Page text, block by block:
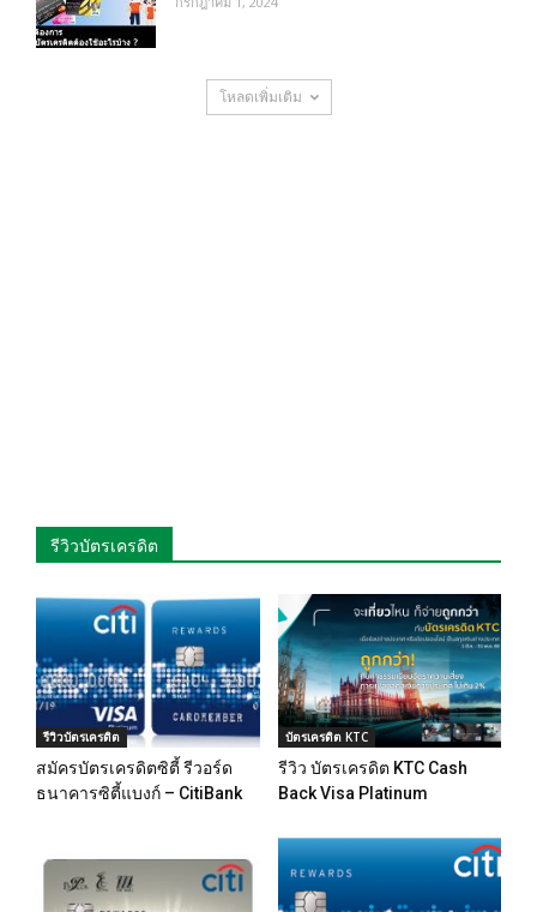
โหลดเพิ่มเติม
รีวิวบัตรเครดิต
รีวิวบัตรเครดิต
สมัครบัตรเครดิตซิตี้ รีวอร์ด
ธนาคารซิตี้แบงก์ – CitiBank
บัตรเครดิต KTC
รีวิว บัตรเครดิต KTC Cash
Back Visa Platinum